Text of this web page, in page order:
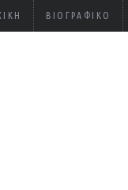
ΒΙΟΓΡΑΦΙΚΌ